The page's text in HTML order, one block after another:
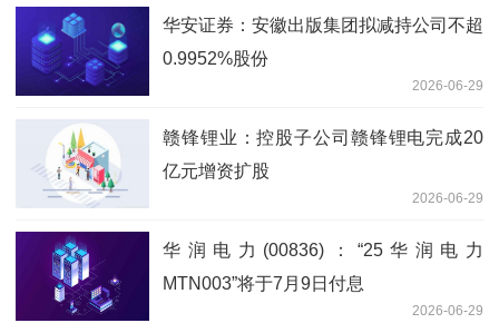
华安证券：安徽出版集团拟减持公司不超
0.9952%股份
2026-06-29
赣锋锂业：控股子公司赣锋锂电完成20
亿元增资扩股
2026-06-29
华润电力(00836)：“25华润电力
MTN003”将于7月9日付息
2026-06-29